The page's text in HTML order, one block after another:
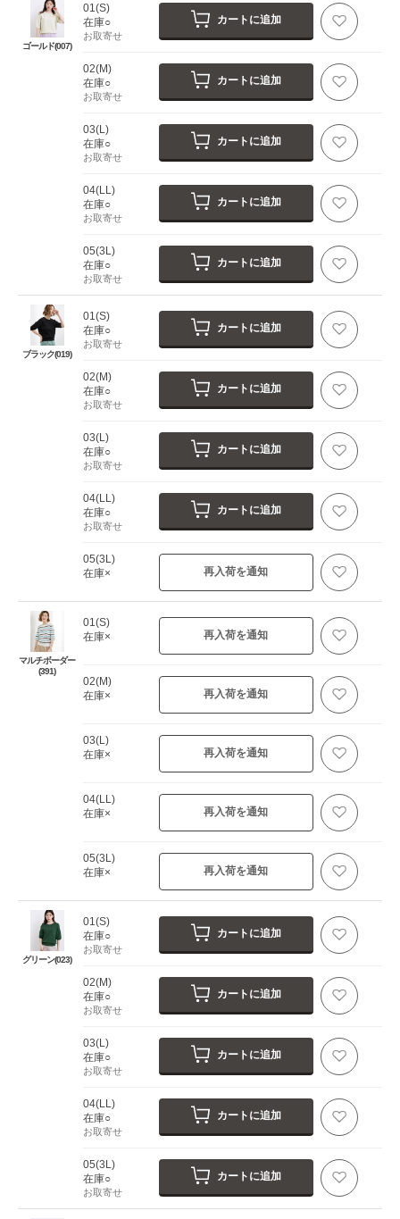
ゴールド(007)
01(S)
在庫○
お取寄せ
カートに追加
02(M)
在庫○
お取寄せ
カートに追加
03(L)
在庫○
お取寄せ
カートに追加
04(LL)
在庫○
お取寄せ
カートに追加
05(3L)
在庫○
お取寄せ
カートに追加
ブラック(019)
01(S)
在庫○
お取寄せ
カートに追加
02(M)
在庫○
お取寄せ
カートに追加
03(L)
在庫○
お取寄せ
カートに追加
04(LL)
在庫○
お取寄せ
カートに追加
05(3L)
在庫×
再入荷を通知
マルチボーダー
(391)
01(S)
在庫×
再入荷を通知
02(M)
在庫×
再入荷を通知
03(L)
在庫×
再入荷を通知
04(LL)
在庫×
再入荷を通知
05(3L)
在庫×
再入荷を通知
グリーン(023)
01(S)
在庫○
お取寄せ
カートに追加
02(M)
在庫○
お取寄せ
カートに追加
03(L)
在庫○
お取寄せ
カートに追加
04(LL)
在庫○
お取寄せ
カートに追加
05(3L)
在庫○
お取寄せ
カートに追加